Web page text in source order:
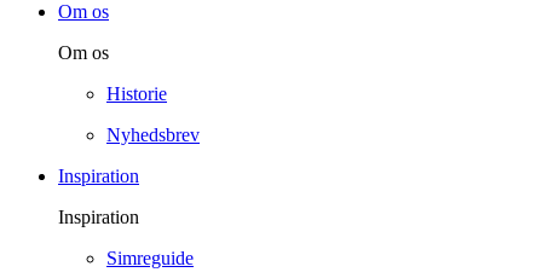
Om os
Om os
Historie
Nyhedsbrev
Inspiration
Inspiration
Simreguide